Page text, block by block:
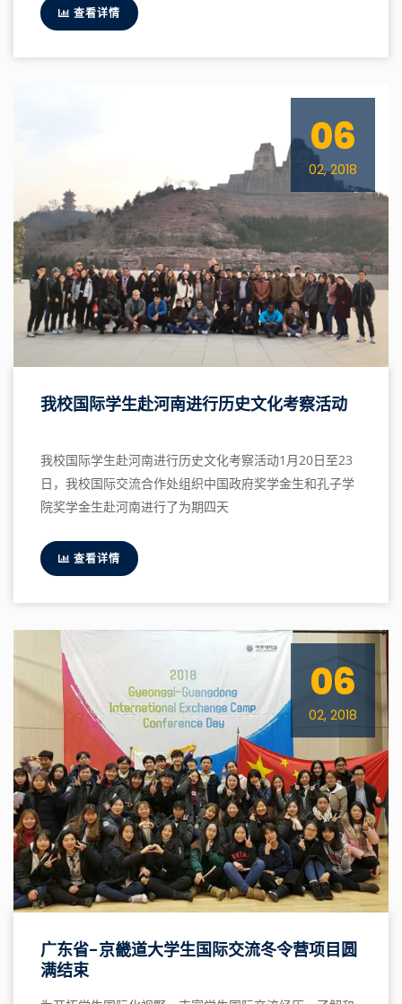
查看详情
06
02, 2018
我校国际学生赴河南进行历史文化考察活动
我校国际学生赴河南进行历史文化考察活动1月20日至23
日，我校国际交流合作处组织中国政府奖学金生和孔子学
院奖学金生赴河南进行了为期四天
查看详情
06
02, 2018
广东省-京畿道大学生国际交流冬令营项目圆
满结束